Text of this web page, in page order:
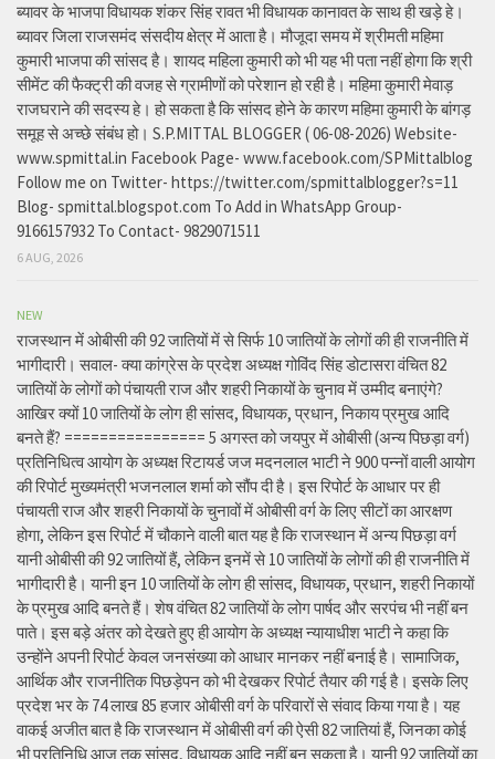
ब्यावर के भाजपा विधायक शंकर सिंह रावत भी विधायक कानावत के साथ ही खड़े हे।
ब्यावर जिला राजसमंद संसदीय क्षेत्र में आता है। मौजूदा समय में श्रीमती महिमा
कुमारी भाजपा की सांसद है। शायद महिला कुमारी को भी यह भी पता नहीं होगा कि श्री
सीमेंट की फैक्ट्री की वजह से ग्रामीणों को परेशान हो रही है। महिमा कुमारी मेवाड़
राजघराने की सदस्य हे। हो सकता है कि सांसद होने के कारण महिमा कुमारी के बांगड़
समूह से अच्छे संबंध हो। S.P.MITTAL BLOGGER ( 06-08-2026) Website-
www.spmittal.in Facebook Page- www.facebook.com/SPMittalblog
Follow me on Twitter- https://twitter.com/spmittalblogger?s=11
Blog- spmittal.blogspot.com To Add in WhatsApp Group-
9166157932 To Contact- 9829071511
6 AUG, 2026
NEW
राजस्थान में ओबीसी की 92 जातियों में से सिर्फ 10 जातियों के लोगों की ही राजनीति में
भागीदारी। सवाल- क्या कांग्रेस के प्रदेश अध्यक्ष गोविंद सिंह डोटासरा वंचित 82
जातियों के लोगों को पंचायती राज और शहरी निकायों के चुनाव में उम्मीद बनाएंगे?
आखिर क्यों 10 जातियों के लोग ही सांसद, विधायक, प्रधान, निकाय प्रमुख आदि
बनते हैं? ================ 5 अगस्त को जयपुर में ओबीसी (अन्य पिछड़ा वर्ग)
प्रतिनिधित्व आयोग के अध्यक्ष रिटायर्ड जज मदनलाल भाटी ने 900 पन्नों वाली आयोग
की रिपोर्ट मुख्यमंत्री भजनलाल शर्मा को सौंप दी है। इस रिपोर्ट के आधार पर ही
पंचायती राज और शहरी निकायों के चुनावों में ओबीसी वर्ग के लिए सीटों का आरक्षण
होगा, लेकिन इस रिपोर्ट में चौकाने वाली बात यह है कि राजस्थान में अन्य पिछड़ा वर्ग
यानी ओबीसी की 92 जातियों हैं, लेकिन इनमें से 10 जातियों के लोगों की ही राजनीति में
भागीदारी है। यानी इन 10 जातियों के लोग ही सांसद, विधायक, प्रधान, शहरी निकायों
के प्रमुख आदि बनते हैं। शेष वंचित 82 जातियों के लोग पार्षद और सरपंच भी नहीं बन
पाते। इस बड़े अंतर को देखते हुए ही आयोग के अध्यक्ष न्यायाधीश भाटी ने कहा कि
उन्होंने अपनी रिपोर्ट केवल जनसंख्या को आधार मानकर नहीं बनाई है। सामाजिक,
आर्थिक और राजनीतिक पिछड़ेपन को भी देखकर रिपोर्ट तैयार की गई है। इसके लिए
प्रदेश भर के 74 लाख 85 हजार ओबीसी वर्ग के परिवारों से संवाद किया गया है। यह
वाकई अजीत बात है कि राजस्थान में ओबीसी वर्ग की ऐसी 82 जातियां हैं, जिनका कोई
भी प्रतिनिधि आज तक सांसद, विधायक आदि नहीं बन सकता है। यानी 92 जातियों का